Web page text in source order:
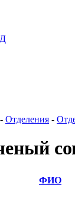
- Отделения -
ФИО